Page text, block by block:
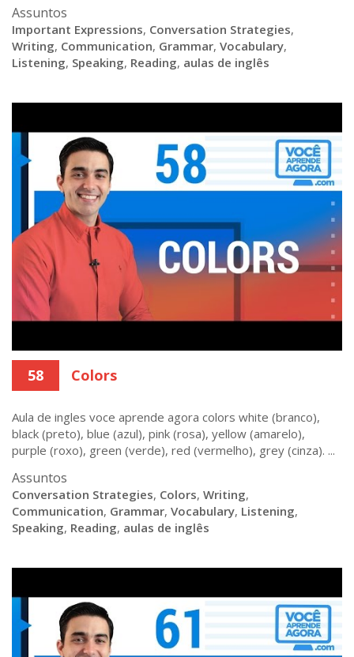
Assuntos
Important Expressions, Conversation Strategies,
Writing, Communication, Grammar, Vocabulary,
Listening, Speaking, Reading, aulas de inglês
58 Colors
Aula de ingles voce aprende agora colors white (branco),
black (preto), blue (azul), pink (rosa), yellow (amarelo),
purple (roxo), green (verde), red (vermelho), grey (cinza). ...
Assuntos
Conversation Strategies, Colors, Writing,
Communication, Grammar, Vocabulary, Listening,
Speaking, Reading, aulas de inglês